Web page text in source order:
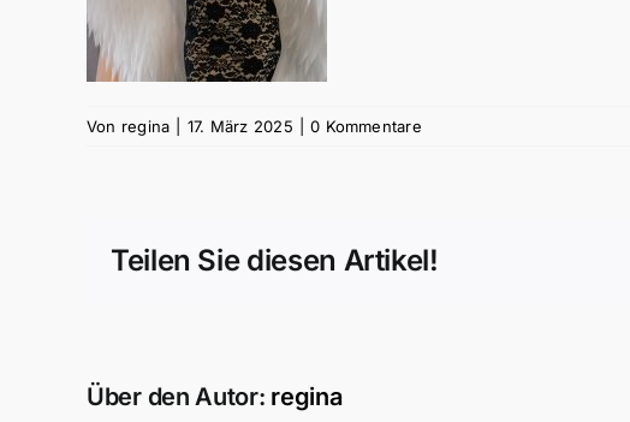
Von regina 17. März 2025 0 Kommentare
Teilen Sie diesen Artikel!
Über den Autor: regina